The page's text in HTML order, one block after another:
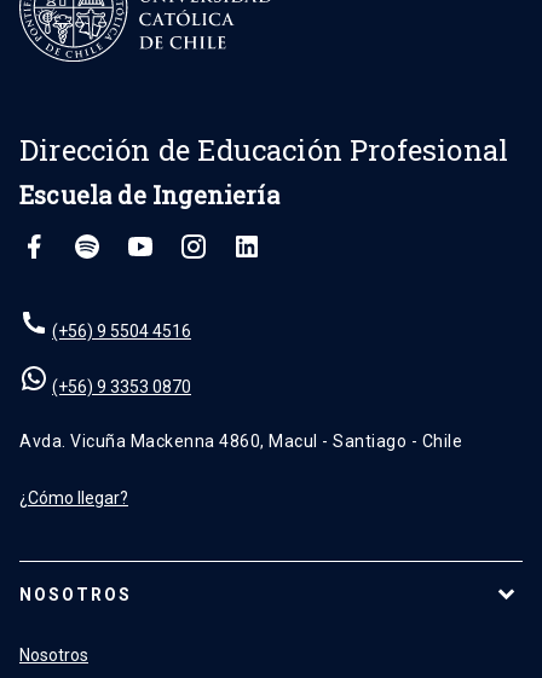
Dirección de Educación Profesional
Escuela de Ingeniería
(+56) 9 5504 4516
(+56) 9 3353 0870
Avda. Vicuña Mackenna 4860, Macul - Santiago - Chile
¿Cómo llegar?
NOSOTROS
Nosotros